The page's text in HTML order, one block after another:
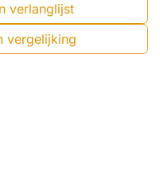
vergelijking
verlanglijst